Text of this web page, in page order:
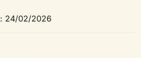
24/02/2026